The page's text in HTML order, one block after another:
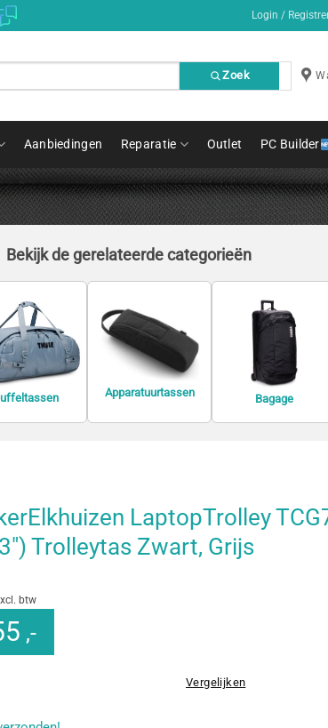
Login /
Zoek
Aanbiedingen Reparatie Outlet PC Builder
Bekijk de gerelateerde categorieën
Apparatuurtassen Bagage
LaptopTrolley
Trolleytas Zwart, Grijs
btw
,-
Vergelijken